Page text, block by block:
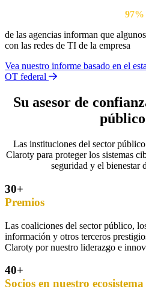
97%
de las agencias informan que
con las redes de TI de la empresa
Vea nuestro informe basado en el
OT federal
Su asesor de
Las instituciones del sector
Claroty para proteger los sistemas
seguridad y el bienestar
30+
Premios
Las coaliciones del sector público,
información y otros terceros
Claroty por nuestro liderazgo e
40+
Socios en nuestro ecosistema